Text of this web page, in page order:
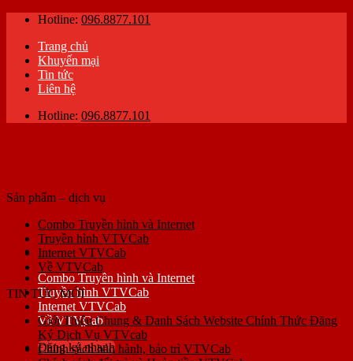
Skip
content
Hotline: 096.8877.101
Trang chủ
Khuyến mại
Tin tức
Liên hệ
Hotline: 096.8877.101
Combo Truyền hình và Internet
Truyền hình VTVCab
Internet VTVCab
Về VTVCab
Đăng ký nhanh
Sản phẩm – dịch vụ
Combo Truyền hình và Internet
Truyền hình VTVCab
Internet VTVCab
Về VTVCab
TIN TỨC MỚI
Giới Thiệu Chung & Danh Sách Website Chính Thức Đăng
Ký Dịch Vụ VTVcab
Chính sách bảo hành, bảo trì VTVCab